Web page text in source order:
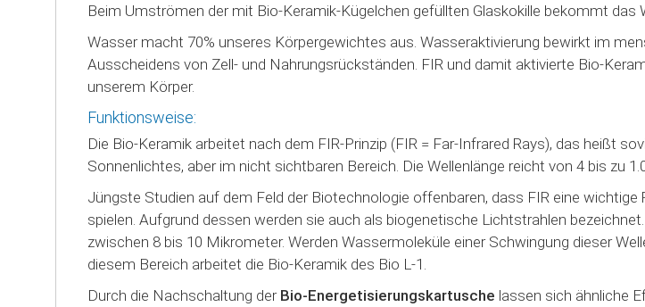
Beim Umströmen der mit Bio-Keramik-Kügelchen gefüllten Glaskokille bekommt das
Wasser macht 70% unseres Körpergewichtes aus. Wasseraktivierung bewirkt im
Ausscheidens von Zell- und Nahrungsrückständen. FIR und damit aktivierte Bio-
unserem Körper.
Funktionsweise:
Die Bio-Keramik arbeitet nach dem FIR-Prinzip (FIR = Far-Infrared Rays), das heißt
Sonnenlichtes, aber im nicht sichtbaren Bereich. Die Wellenlänge reicht von 4 bis zu
Jüngste Studien auf dem Feld der Biotechnologie offenbaren, dass FIR eine
spielen. Aufgrund dessen werden sie auch als biogenetische Lichtstrahlen
zwischen 8 bis 10 Mikrometer. Werden Wassermoleküle einer Schwingung dieser
diesem Bereich arbeitet die Bio-Keramik des Bio L-1.
Durch die Nachschaltung der Bio-Energetisierungskartusche lassen sich ähnliche